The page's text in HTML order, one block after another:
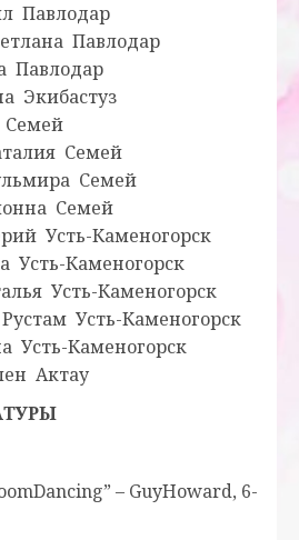
Павлодар
Павлодар
Павлодар
Экибастуз
Семей
Семей
Семей
Семей
Усть-Каменогорск
Усть-Каменогорск
Усть-Каменогорск
Усть-Каменогорск
Усть-Каменогорск
Актау
– GuyHoward, 6-